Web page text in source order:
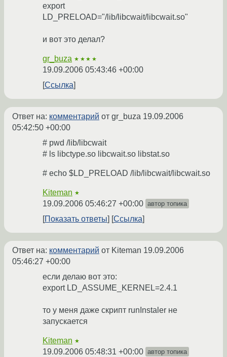
export
LD_PRELOAD="/lib/libcwait/libcwait.so"
и вот это делал?
gr_buza ★★★★
19.09.2006 05:43:46 +00:00
Ссылка
Ответ на: комментарий от gr_buza 19.09.2006
05:42:50 +00:00
# pwd /lib/libcwait
# ls libctype.so libcwait.so libstat.so
# echo $LD_PRELOAD /lib/libcwait/libcwait.so
Kiteman ★
19.09.2006 05:46:27 +00:00 автор топика
Показать ответы Ссылка
Ответ на: комментарий от Kiteman 19.09.2006
05:46:27 +00:00
если делаю вот это:
export LD_ASSUME_KERNEL=2.4.1
то у меня даже скрипт runInstaler не
запускается
Kiteman ★
19.09.2006 05:48:31 +00:00 автор топика